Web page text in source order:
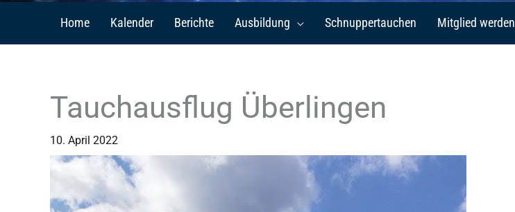
Home Kalender Berichte Ausbildung Schnuppertauchen Mitglied werden
Tauchausflug Überlingen
10. April 2022